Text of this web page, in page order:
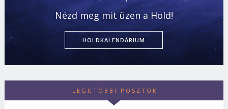
Nézd meg mit üzen a Hold!
HOLDKALENDÁRIUM
LEGUTÓBBI POSZTOK